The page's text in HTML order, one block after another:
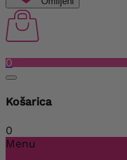
0
Košarica
0
Menu